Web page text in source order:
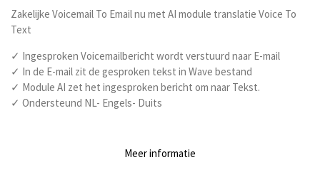
Zakelijke Voicemail To Email nu met AI module translatie Voice To
Text
✓ Ingesproken Voicemailbericht wordt verstuurd naar E-mail
✓ In de E-mail zit de gesproken tekst in Wave bestand
✓ Module AI zet het ingesproken bericht om naar Tekst.
✓ Ondersteund NL- Engels- Duits
Meer informatie